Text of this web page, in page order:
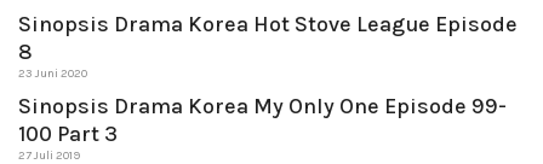
Sinopsis Drama Korea Hot Stove League Episode
8
23 Juni 2020
Sinopsis Drama Korea My Only One Episode 99-
100 Part 3
27 Juli 2019